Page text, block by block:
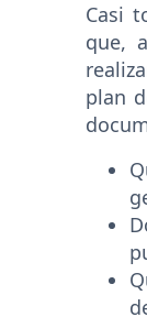
Casi
que,
plan